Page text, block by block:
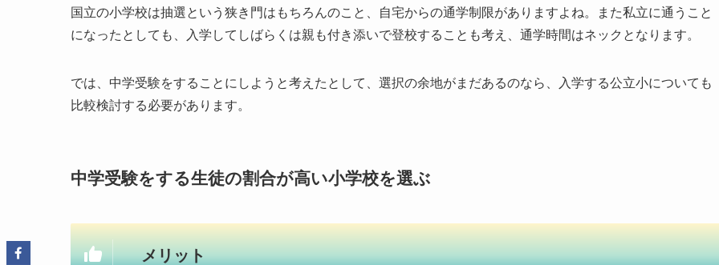
国立の小学校は抽選という狭き門はもちろんのこと、自宅からの通学制限がありますよね。また私立に通うこと
になったとしても、入学してしばらくは親も付き添いで登校することも考え、通学時間はネックとなります。
では、中学受験をすることにしようと考えたとして、選択の余地がまだあるのなら、入学する公立小についても
比較検討する必要があります。
中学受験をする生徒の割合が高い小学校を選ぶ
メリット